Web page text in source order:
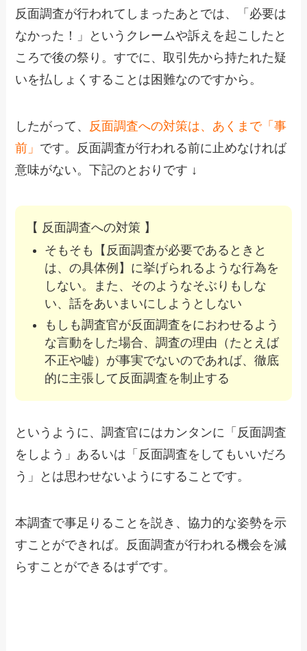
反面調査が行われてしまったあとでは、「必要は
なかった！」というクレームや訴えを起こしたと
ころで後の祭り。すでに、取引先から持たれた疑
いを払しょくすることは困難なのですから。
したがって、 反面調査への対策は、あくまで「事
前」 です。反面調査が行われる前に止めなければ
意味がない。下記のとおりです ↓
【 反面調査への対策 】
そもそも【反面調査が必要であるときと
は、の具体例】に挙げられるような行為を
しない。また、そのようなそぶりもしな
い、話をあいまいにしようとしない
もしも調査官が反面調査をにおわせるよう
な言動をした場合、調査の理由（たとえば
不正や嘘）が事実でないのであれば、徹底
的に主張して反面調査を制止する
というように、調査官にはカンタンに「反面調査
をしよう」あるいは「反面調査をしてもいいだろ
う」とは思わせないようにすることです。
本調査で事足りることを説き、協力的な姿勢を示
すことができれば。反面調査が行われる機会を減
らすことができるはずです。